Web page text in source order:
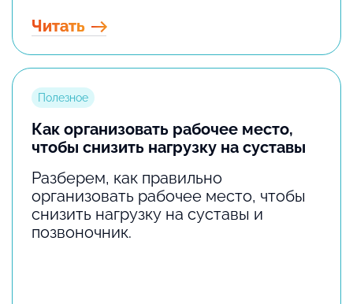
Читать
Полезное
Как организовать рабочее место,
чтобы снизить нагрузку на суставы
Разберем, как правильно
организовать рабочее место, чтобы
снизить нагрузку на суставы и
позвоночник.